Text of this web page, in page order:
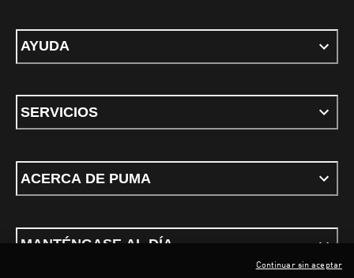
AYUDA
SERVICIOS
ACERCA DE PUMA
MANTÉNGASE AL DÍA
Continuar sin aceptar